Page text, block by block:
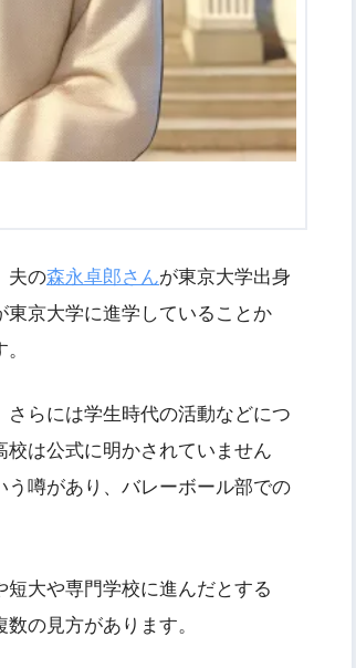
夫の森永卓郎さんが東京大学出身
京大学に進学していることか
らには学生時代の活動などにつ
は公式に明かされていません
噂があり、バレーボール部での
大や専門学校に進んだとする
の見方があります。